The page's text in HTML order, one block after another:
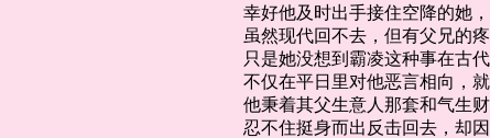
幸好他及时出手接住空降的她，
虽然现代回不去，但有父兄的疼
只是她没想到霸凌这种事在古代
不仅在平日里对他恶言相向，就
他秉着其父生意人那套和气生财
忍不住挺身而出反击回去，却因